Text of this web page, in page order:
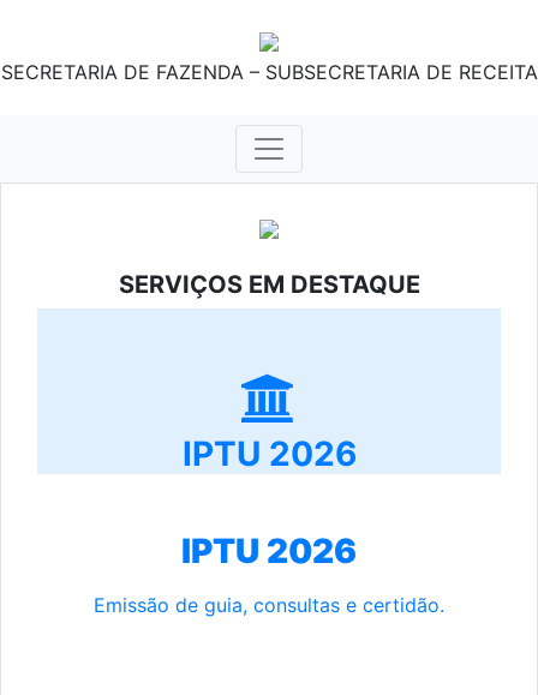
SECRETARIA DE FAZENDA – SUBSECRETARIA DE RECEITA
SERVIÇOS EM DESTAQUE
IPTU 2026
IPTU 2026
Emissão de guia, consultas e certidão.